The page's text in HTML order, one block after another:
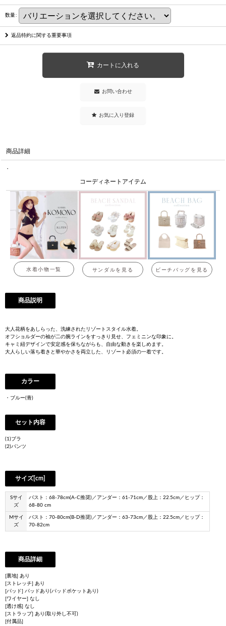
数量:
返品特約に関する重要事項
カートに入れる
お問い合わせ
お気に入り登録
商品詳細
・
コーディネートアイテム
水着小物一覧 サンダルを見る ビーチバッグを見る
商品説明
大人花柄をあしらった、洗練されたリゾートスタイル水着。
オフショルダーの袖が二の腕ラインをすっきり見せ、フェミニンな印象に。
キャミ紐デザインで安定感を保ちながらも、自由な動きを楽しめます。
大人らしい落ち着きと華やかさを両立した、リゾート必須の一着です。
カラー
・ブルー(青)
セット内容
(1)ブラ
(2)パンツ
サイズ[cm]
Sサイ
ズ
バスト：68-78cm(A-C推奨)／アンダー：61-71cm／股上：22.5cm／ヒップ：
68-80 cm
Mサイ
ズ
バスト：70-80cm(B-D推奨)／アンダー：63-73cm／股上：22.5cm／ヒップ：
70-82cm
商品詳細
[裏地] あり
[ストレッチ] あり
[パッド] パッドあり(パッドポケットあり)
[ワイヤー] なし
[透け感] なし
[ストラップ] あり(取り外し不可)
[付属品]